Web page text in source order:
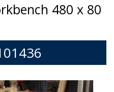
480 x 80